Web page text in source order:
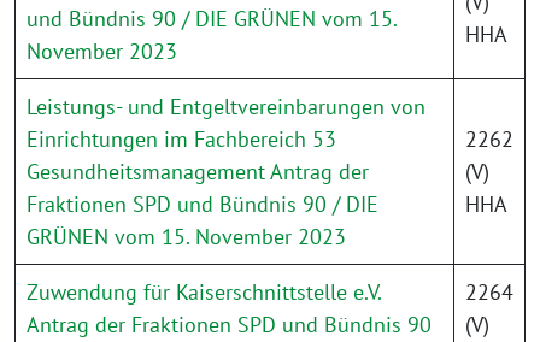
und Bündnis 90 / DIE GRÜNEN vom 15.
November 2023
HHA
Leistungs- und Entgeltvereinbarungen von
Einrichtungen im Fachbereich 53
Gesundheitsmanagement Antrag der
Fraktionen SPD und Bündnis 90 / DIE
GRÜNEN vom 15. November 2023
2262
(V)
HHA
Zuwendung für Kaiserschnittstelle e.V.
Antrag der Fraktionen SPD und Bündnis 90
2264
(V)